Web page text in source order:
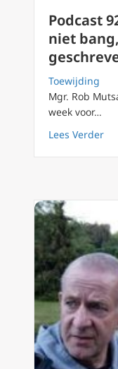
Podcast
niet
Toewijding
Mgr. Rob
week voor…
Lees Verder